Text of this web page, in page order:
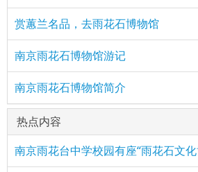
赏蕙兰名品，去雨花石博物馆
南京雨花石博物馆游记
南京雨花石博物馆简介
热点内容
南京雨花台中学校园有座“雨花石文